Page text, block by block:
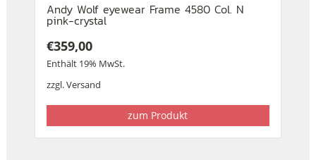
Andy Wolf eyewear Frame 4580 Col. N
pink-crystal
€359,00
Enthält 19% MwSt.
zzgl.Versand
zum Produkt